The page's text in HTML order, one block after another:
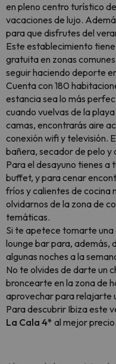
en pleno centro turístico
vacaciones de lujo.
para que disfrutes del
Este establecimiento
gratuita en zonas
seguir haciendo deporte
Cuenta con 180
estancia sea lo más
cuando vuelvas de la
camas, encontrarás aire
conexión wifi y televisión.
bañera, secador de pelo y
Para el desayuno tienes a
buffet, y para cenar
fríos y calientes de cocina
olvidarnos de la zona de
temáticas.
Si te apetece tomarte una
lounge bar para, además,
algunas noches a la
No te olvides de darte un
broncearte en la zona de
aprovechar para relajarte
Para descubrir Ibiza este
La Cala 4* al mejor precio.